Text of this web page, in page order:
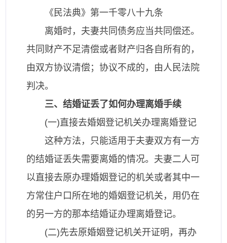
《民法典》第一千零八十九条
离婚时，夫妻共同债务应当共同偿还。
共同财产不足清偿或者财产归各自所有的，
由双方协议清偿；协议不成的，由人民法院
判决。
三、结婚证丢了如何办理离婚手续
(一)直接去婚姻登记机关办理离婚登记
这种方法，只能适用于夫妻双方有一方
的结婚证丢失需要离婚的情况。夫妻二人可
以直接去原办理婚姻登记的机关或者其中一
方常住户口所在地的婚姻登记机关，用仍在
的另一方的那本结婚证办理离婚登记。
(二)先去原婚姻登记机关开证明，再办